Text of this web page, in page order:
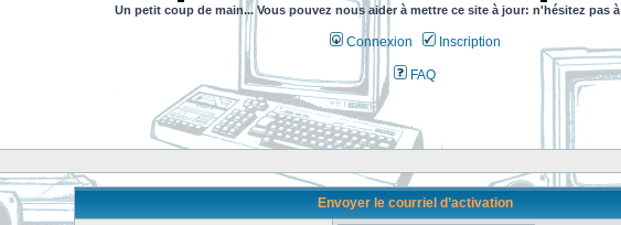
Un petit coup de main... Vous pouvez nous aider à mettre ce site à jour: n'hésitez pas à
Connexion Inscription
FAQ
Envoyer le courriel d’activation